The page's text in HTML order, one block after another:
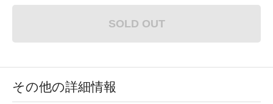
SOLD OUT
その他の詳細情報